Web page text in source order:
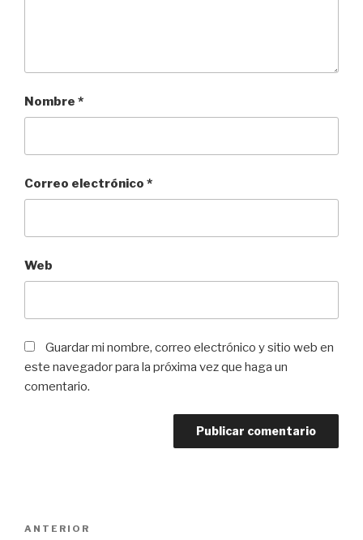
Nombre *
Correo electrónico *
Web
Guardar mi nombre, correo electrónico y sitio web en
este navegador para la próxima vez que haga un
comentario.
Navegación
Entrada
ANTERIOR